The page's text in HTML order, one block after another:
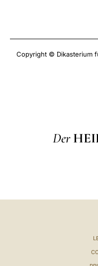
Copyright © Dikasterium
Der